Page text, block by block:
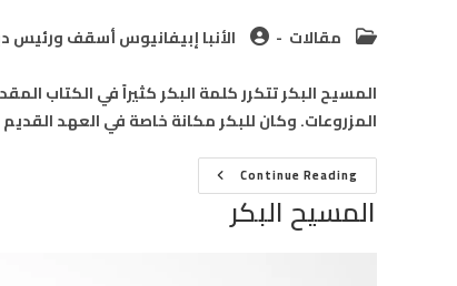
Post مقالات
Post الأنبا إبيفانيوس أسقف ورئيس
المسيح البكر تتكرر كلمة البكر كثيراً في الكتاب
المزروعات. وكان للبكر مكانة خاصة في العهد
Continue Readingالمسيح
البكرالمسيح البكر